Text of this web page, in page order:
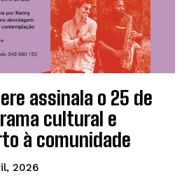
assinala o 25 de
cultural e
à comunidade
2026